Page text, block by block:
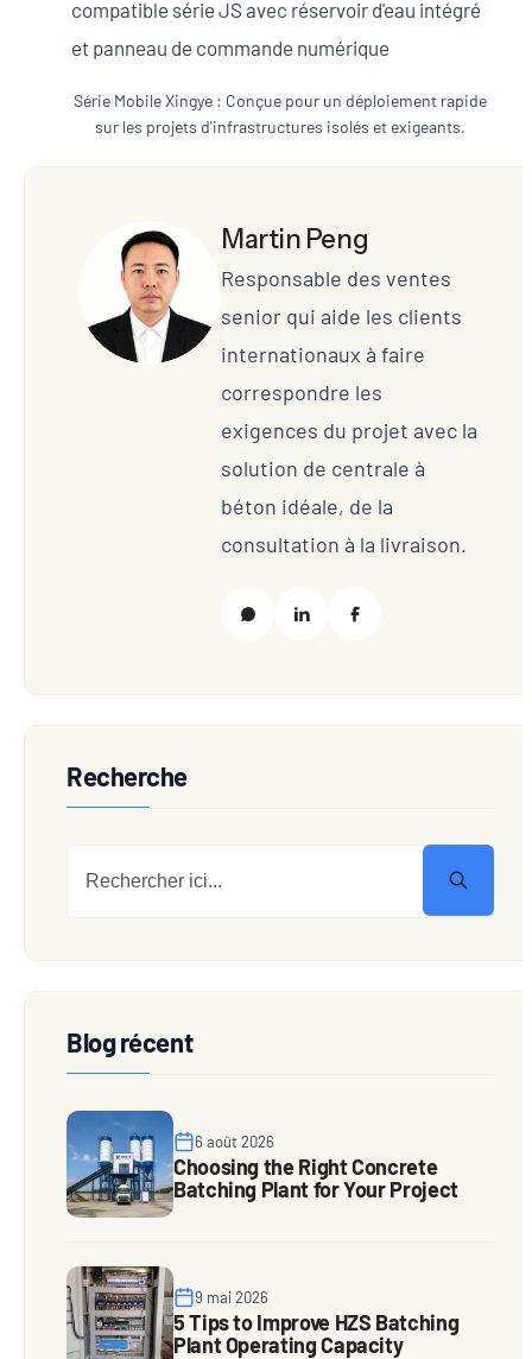
Série Mobile Xingye : Conçue pour un déploiement rapide
sur les projets d'infrastructures isolés et exigeants.
Martin Peng
Responsable des ventes
senior qui aide les clients
internationaux à faire
correspondre les
exigences du projet avec la
solution de centrale à
béton idéale, de la
consultation à la livraison.
Recherche
Blog récent
6 août 2026
Choosing the Right Concrete
Batching Plant for Your Project
9 mai 2026
5 Tips to Improve HZS Batching
Plant Operating Capacity